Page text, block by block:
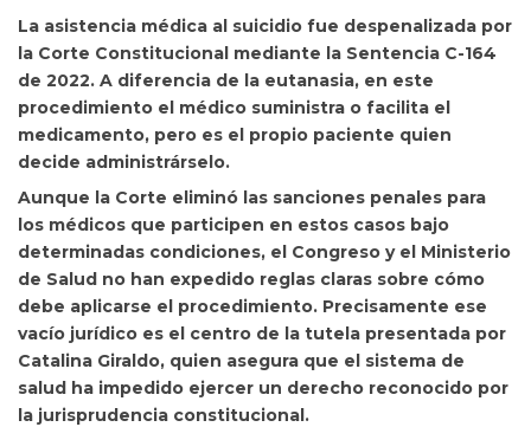
La asistencia médica al suicidio fue despenalizada por
la Corte Constitucional mediante la Sentencia C-164
de 2022. A diferencia de la eutanasia, en este
procedimiento el médico suministra o facilita el
medicamento, pero es el propio paciente quien
decide administrárselo.
Aunque la Corte eliminó las sanciones penales para
los médicos que participen en estos casos bajo
determinadas condiciones, el Congreso y el Ministerio
de Salud no han expedido reglas claras sobre cómo
debe aplicarse el procedimiento. Precisamente ese
vacío jurídico es el centro de la tutela presentada por
Catalina Giraldo, quien asegura que el sistema de
salud ha impedido ejercer un derecho reconocido por
la jurisprudencia constitucional.